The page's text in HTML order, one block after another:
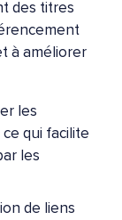
des titres
à améliorer
les
qui facilite
les
de liens